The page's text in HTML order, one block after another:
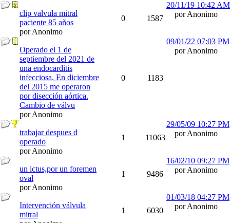
clip valvula mitral
paciente 85 años
por Anonimo
0 1587
20/11/19 10:42 AM
por Anonimo
Operado el 1 de
septiembre del 2021 de
una endocarditis
infecciosa. En diciembre
del 2015 me operaron
por disección aórtica.
Cambio de válvu
por Anonimo
0 1183
09/01/22 07:03 PM
por Anonimo
trabajar despues d
operado
por Anonimo
1 11063
29/05/09 10:27 PM
por Anonimo
un ictus,por un foremen
oval
por Anonimo
1 9486
16/02/10 09:27 PM
por Anonimo
Intervención válvula
mitral
1 6030
01/03/18 04:27 PM
por Anonimo